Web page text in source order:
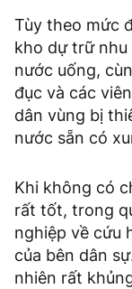
Tùy theo mức
kho dự trữ nhu
nước uống,
đục và các
dân vùng bị
nước sẵn có
Khi không có
rất tốt, trong
nghiệp về cứu
của bên dân
nhiên rất